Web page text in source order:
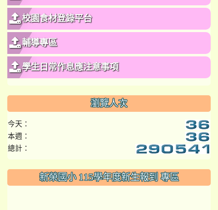
校園食材登錄平台
輔導專區
學生日常作息應注意事項
瀏覽人次
今天：
本週：
總計：
::: 新榮國小 115學年度新生報到 專區